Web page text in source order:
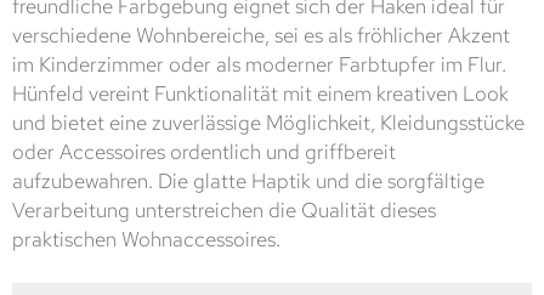
freundliche Farbgebung eignet sich der Haken ideal für
verschiedene Wohnbereiche, sei es als fröhlicher Akzent
im Kinderzimmer oder als moderner Farbtupfer im Flur.
Hünfeld vereint Funktionalität mit einem kreativen Look
und bietet eine zuverlässige Möglichkeit, Kleidungsstücke
oder Accessoires ordentlich und griffbereit
aufzubewahren. Die glatte Haptik und die sorgfältige
Verarbeitung unterstreichen die Qualität dieses
praktischen Wohnaccessoires.